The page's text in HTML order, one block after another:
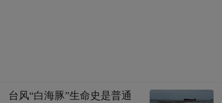
台风“白海豚”生命史是普通